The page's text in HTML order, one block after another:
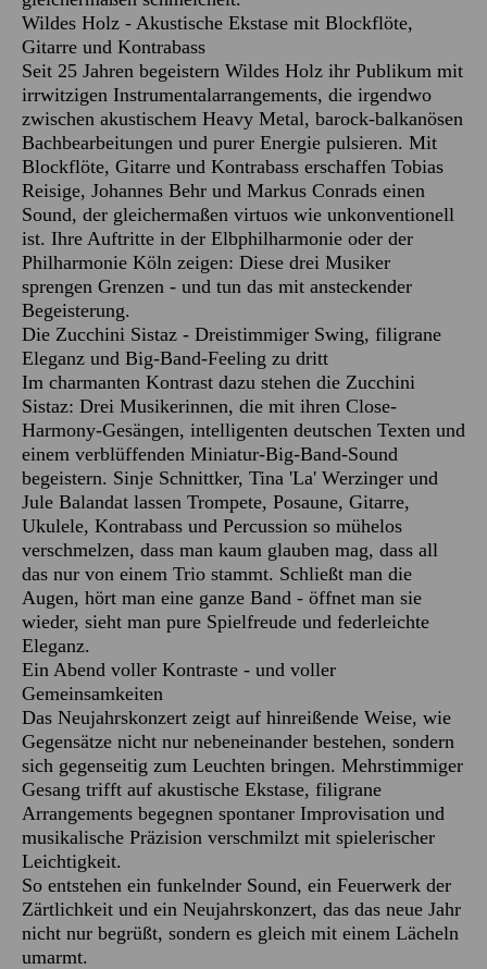
Wildes Holz - Akustische Ekstase mit Blockflöte,
Gitarre und Kontrabass
Seit 25 Jahren begeistern Wildes Holz ihr Publikum mit
irrwitzigen Instrumentalarrangements, die irgendwo
zwischen akustischem Heavy Metal, barock-balkanösen
Bachbearbeitungen und purer Energie pulsieren. Mit
Blockflöte, Gitarre und Kontrabass erschaffen Tobias
Reisige, Johannes Behr und Markus Conrads einen
Sound, der gleichermaßen virtuos wie unkonventionell
ist. Ihre Auftritte in der Elbphilharmonie oder der
Philharmonie Köln zeigen: Diese drei Musiker
sprengen Grenzen - und tun das mit ansteckender
Begeisterung.
Die Zucchini Sistaz - Dreistimmiger Swing, filigrane
Eleganz und Big-Band-Feeling zu dritt
Im charmanten Kontrast dazu stehen die Zucchini
Sistaz: Drei Musikerinnen, die mit ihren Close-
Harmony-Gesängen, intelligenten deutschen Texten und
einem verblüffenden Miniatur-Big-Band-Sound
begeistern. Sinje Schnittker, Tina 'La' Werzinger und
Jule Balandat lassen Trompete, Posaune, Gitarre,
Ukulele, Kontrabass und Percussion so mühelos
verschmelzen, dass man kaum glauben mag, dass all
das nur von einem Trio stammt. Schließt man die
Augen, hört man eine ganze Band - öffnet man sie
wieder, sieht man pure Spielfreude und federleichte
Eleganz.
Ein Abend voller Kontraste - und voller
Gemeinsamkeiten
Das Neujahrskonzert zeigt auf hinreißende Weise, wie
Gegensätze nicht nur nebeneinander bestehen, sondern
sich gegenseitig zum Leuchten bringen. Mehrstimmiger
Gesang trifft auf akustische Ekstase, filigrane
Arrangements begegnen spontaner Improvisation und
musikalische Präzision verschmilzt mit spielerischer
Leichtigkeit.
So entstehen ein funkelnder Sound, ein Feuerwerk der
Zärtlichkeit und ein Neujahrskonzert, das das neue Jahr
nicht nur begrüßt, sondern es gleich mit einem Lächeln
umarmt.